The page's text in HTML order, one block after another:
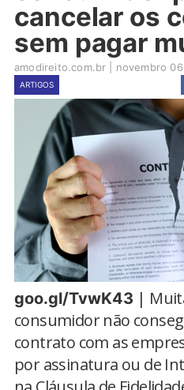
cancelar os
sem pagar
amodireito.com.br novembro
ARTIGOS
goo.gl/TvwK43 |
consumidor não
contrato com as
por assinatura ou de